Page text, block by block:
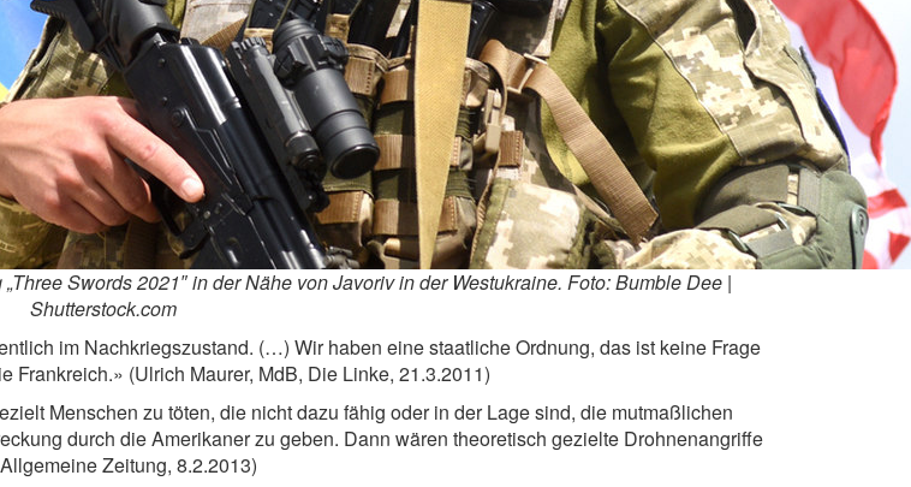
Swords 2021″ in der Nähe von Javoriv in der Westukraine. Foto: Bumble Dee |
Shutterstock.com
im Nachkriegszustand. (…) Wir haben eine staatliche Ordnung, das ist keine Frage
(Ulrich Maurer, MdB, Die Linke, 21.3.2011)
Menschen zu töten, die nicht dazu fähig oder in der Lage sind, die mutmaßlichen
durch die Amerikaner zu geben. Dann wären theoretisch gezielte Drohnenangriffe
Zeitung, 8.2.2013)